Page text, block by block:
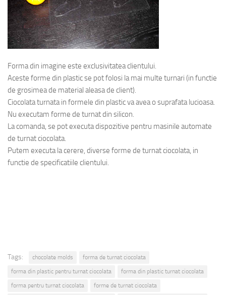
Forma din imagine este exclusivitatea clientului.
Aceste forme din plastic se pot folosi la mai multe turnari (in functie
de grosimea de material aleasa de client).
Ciocolata turnata in formele din plastic va avea o suprafata lucioasa.
Nu executam forme de turnat din silicon.
La comanda, se pot executa dispozitive pentru masinile automate
de turnat ciocolata.
Putem executa la cerere, diverse forme de turnat ciocolata, in
functie de specificatiile clientului.
Tags: chocolate molds
forma de turnat ciocolata
forma din plastic pentru turnat ciocolata
forma din plastic turnat ciocolata
forma pentru turnat ciocolata
forme de turnat ciocolata